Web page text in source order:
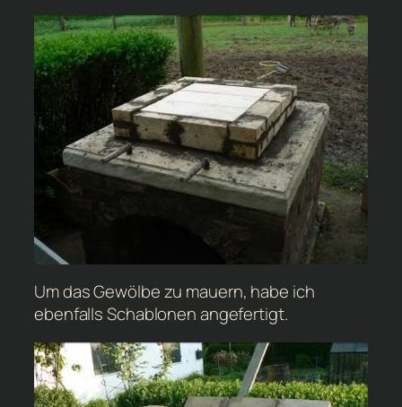
Um das Gewölbe zu mauern, habe ich
ebenfalls Schablonen angefertigt.